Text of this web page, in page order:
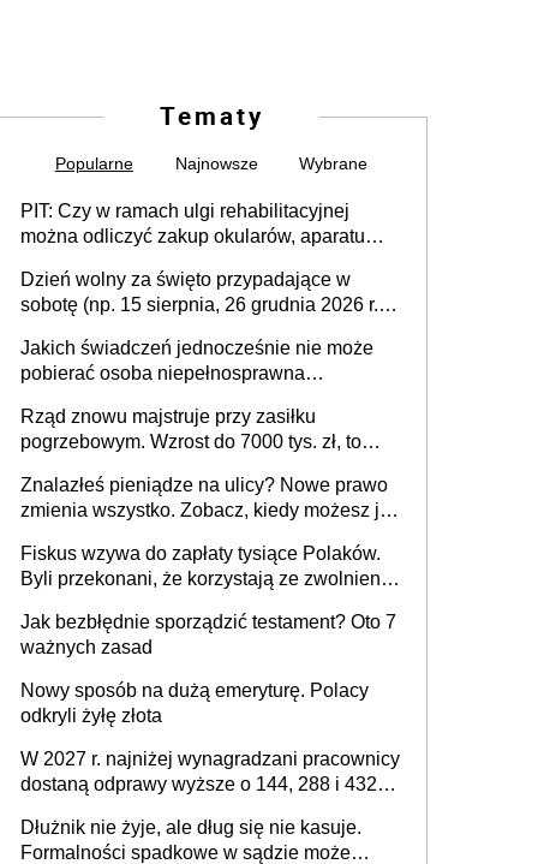
Tematy
Popularne Najnowsze Wybrane
PIT: Czy w ramach ulgi rehabilitacyjnej
można odliczyć zakup okularów, aparatu
Dzień wolny za święto przypadające w
sobotę (np. 15 sierpnia, 26 grudnia 2026 r.) –
pracodawcy (sektor prywatny i administracja
publiczna), najczęstsze pytania
Jakich świadczeń jednocześnie nie może
pobierać osoba niepełnosprawna
Rząd znowu majstruje przy zasiłku
pogrzebowym. Wzrost do 7000 tys. zł, to
Znalazłeś pieniądze na ulicy? Nowe prawo
zmienia wszystko. Zobacz, kiedy możesz je
Fiskus wzywa do zapłaty tysiące Polaków.
Byli przekonani, że korzystają ze zwolnienia
Jak bezbłędnie sporządzić testament? Oto 7
ważnych zasad
Nowy sposób na dużą emeryturę. Polacy
odkryli żyłę złota
W 2027 r. najniżej wynagradzani pracownicy
dostaną odprawy wyższe o 144, 288 i 432
Dłużnik nie żyje, ale dług się nie kasuje.
Formalności spadkowe w sądzie może